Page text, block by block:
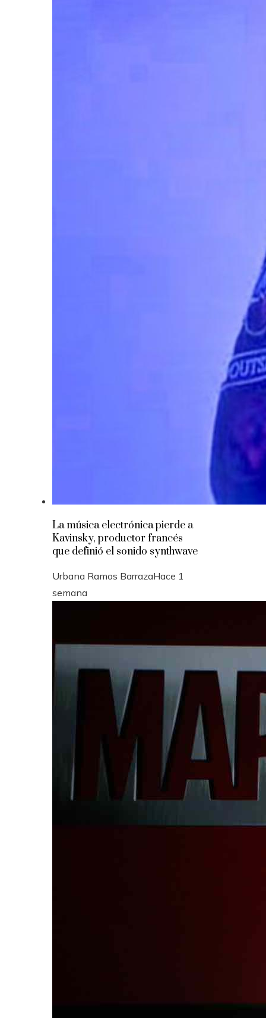
La música electrónica pierde a
Kavinsky, productor francés
que definió el sonido synthwave
Urbana Ramos BarrazaHace 1
semana